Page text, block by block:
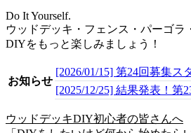
Do It Yourself.
ウッドデッキ・フェンス・パーゴ
DIYをもっと楽しみましょう！
お知らせ
[2026/01/15] 第24回募集ス
[2025/12/25] 結果発表！第
ウッドデッキDIY初心者の皆さんへ